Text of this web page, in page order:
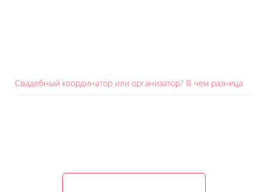
Свадебный координатор или организатор? В чем разница